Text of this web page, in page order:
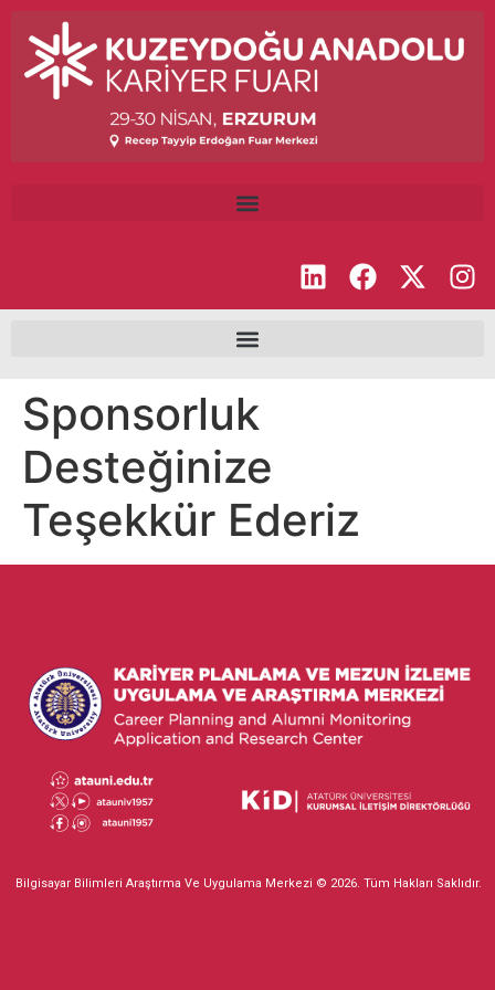
Sponsorluk
Desteğinize
Teşekkür Ederiz
Bilgisayar Bilimleri Araştırma Ve Uygulama Merkezi © 2026. Tüm Hakları Saklıdır.